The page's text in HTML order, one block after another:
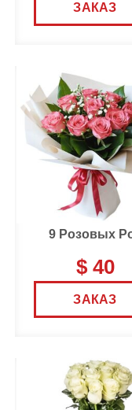
ЗАКАЗ
9 Розовых
$ 40
ЗАКАЗ